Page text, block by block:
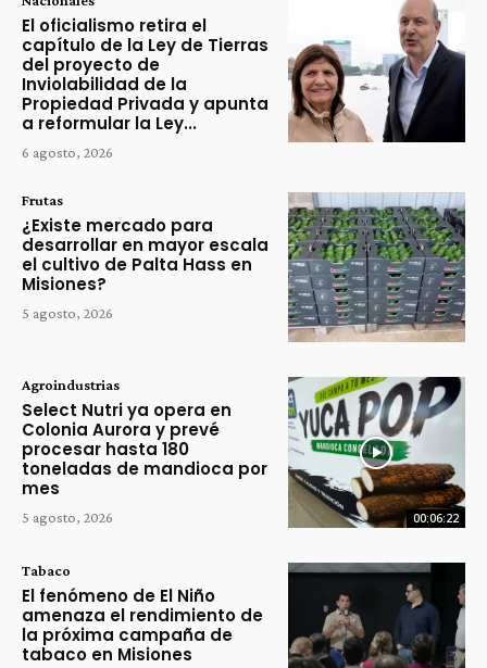
El oficialismo retira el
capítulo de la Ley de Tierras
del proyecto de
Inviolabilidad de la
Propiedad Privada y apunta
a reformular la Ley...
6 agosto, 2026
Frutas
¿Existe mercado para
desarrollar en mayor escala
el cultivo de Palta Hass en
Misiones?
5 agosto, 2026
00:06:22
Agroindustrias
Select Nutri ya opera en
Colonia Aurora y prevé
procesar hasta 180
toneladas de mandioca por
mes
5 agosto, 2026
Tabaco
El fenómeno de El Niño
amenaza el rendimiento de
la próxima campaña de
tabaco en Misiones